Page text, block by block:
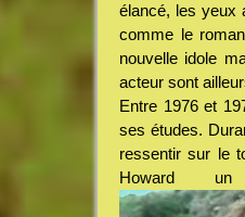
élancé, les yeux
comme le
nouvelle idole
acteur sont
Entre 1976 et
ses études.
ressentir sur le
Howard